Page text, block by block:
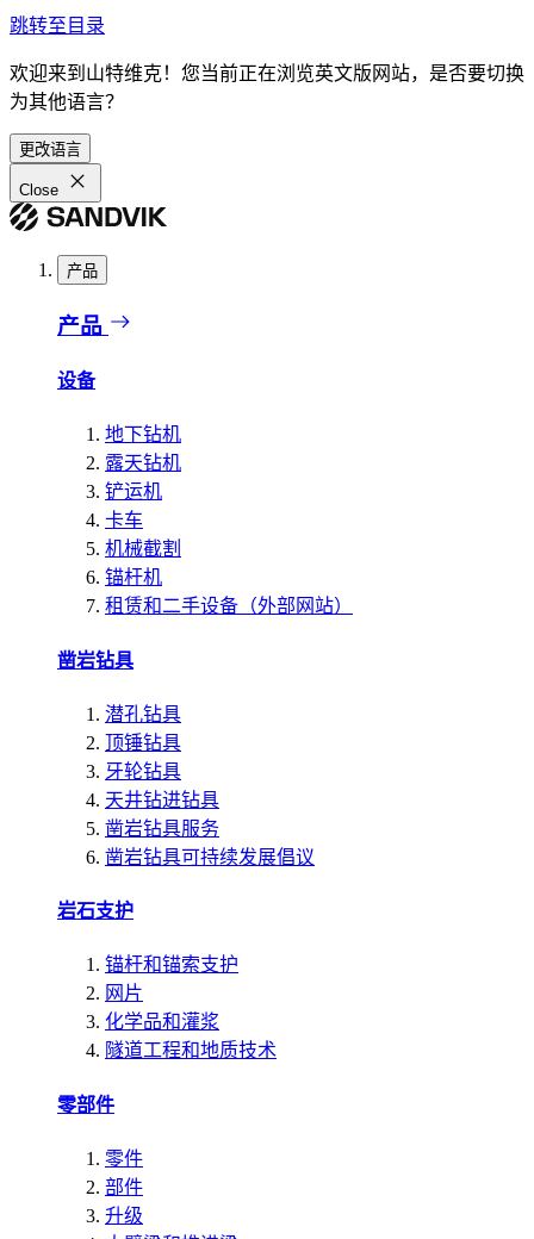
跳转至目录
欢迎来到山特维克！您当前正在浏览英文版网站，是否要切换
为其他语言？
更改语言
Close
产品
产品
设备
地下钻机
露天钻机
铲运机
卡车
机械截割
锚杆机
租赁和二手设备（外部网站）
凿岩钻具
潜孔钻具
顶锤钻具
牙轮钻具
天井钻进钻具
凿岩钻具服务
凿岩钻具可持续发展倡议
岩石支护
锚杆和锚索支护
网片
化学品和灌浆
隧道工程和地质技术
零部件
零件
部件
升级